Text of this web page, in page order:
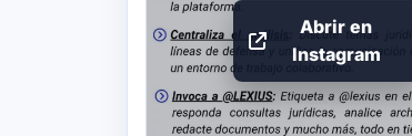
Abrir en
Instagram